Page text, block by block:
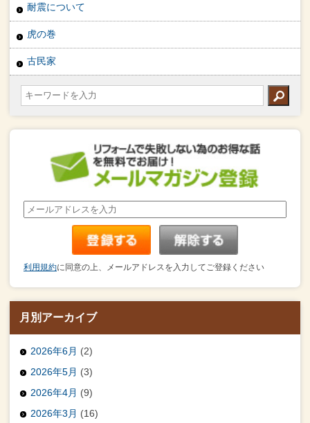
耐震について
虎の巻
古民家
利用規約に同意の上、メールアドレスを入力してご登録ください
月別アーカイブ
2026年6月 (2)
2026年5月 (3)
2026年4月 (9)
2026年3月 (16)